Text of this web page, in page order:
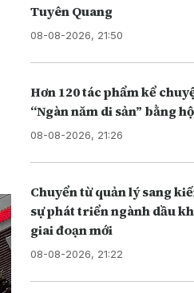
Tuyên Quang
08-08-2026, 21:50
Hơn 120 tác phẩm kể
“Ngàn năm di sản” bằng
08-08-2026, 21:26
Chuyển từ quản lý sang
sự phát triển ngành dầu
giai đoạn mới
08-08-2026, 21:22